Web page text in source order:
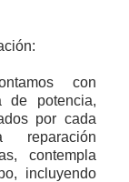
con
de potencia,
por cada
reparación
contempla
incluyendo